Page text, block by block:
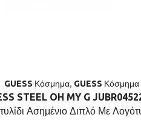
GUESS Κόσμημα, GUESS
STEEL OH MY G
Ασημένιο Διπλό Με